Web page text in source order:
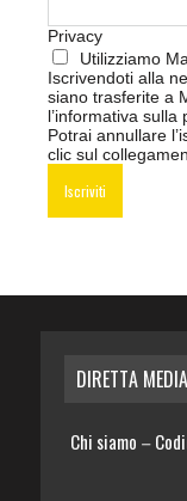
Privacy
Utilizziamo
Iscrivendoti alla
siano trasferite a
l’informativa
Potrai annullare
clic sul
DIRETTA
Chi siamo –